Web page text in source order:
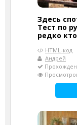
Здесь
Тест по
редко
HTML-код
Андрей